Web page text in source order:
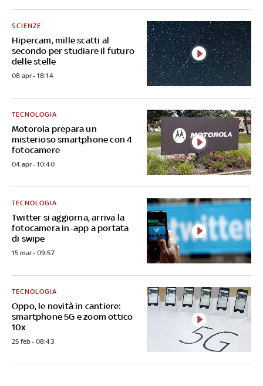
Hipercam, mille scatti al
secondo per studiare il futuro
delle stelle
SCIENZE
08 apr - 18:14
Motorola prepara un
misterioso smartphone con 4
fotocamere
TECNOLOGIA
04 apr - 10:40
Twitter si aggiorna, arriva la
fotocamera in-app a portata
di swipe
TECNOLOGIA
15 mar - 09:57
Oppo, le novità in cantiere:
smartphone 5G e zoom ottico
10x
TECNOLOGIA
25 feb - 08:43